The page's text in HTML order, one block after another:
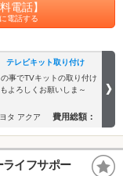
電話】
電話する
レビキット取り付け
事でTVキットの取り付け
よろしくお願いしま～
ヨタ アクア 費用総額：
イフサポー